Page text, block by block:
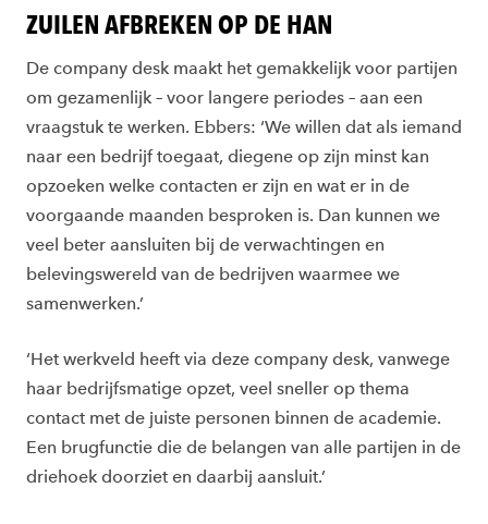
ZUILEN AFBREKEN OP DE HAN
De company desk maakt het gemakkelijk voor partijen
om gezamenlijk – voor langere periodes – aan een
vraagstuk te werken. Ebbers: ‘We willen dat als iemand
naar een bedrijf toegaat, diegene op zijn minst kan
opzoeken welke contacten er zijn en wat er in de
voorgaande maanden besproken is. Dan kunnen we
veel beter aansluiten bij de verwachtingen en
belevingswereld van de bedrijven waarmee we
samenwerken.’
‘Het werkveld heeft via deze company desk, vanwege
haar bedrijfsmatige opzet, veel sneller op thema
contact met de juiste personen binnen de academie.
Een brugfunctie die de belangen van alle partijen in de
driehoek doorziet en daarbij aansluit.’